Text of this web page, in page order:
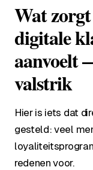
Wat
digitale
aanvoelt
valstrik
Hier is iets dat
gesteld: veel
redenen voor.